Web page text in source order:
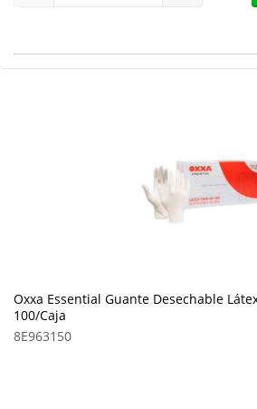
Oxxa Essential Guante Desechable
100/Caja
8E963150